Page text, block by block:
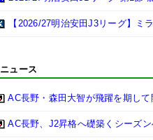
【2026/27明治安田J3リーグ】ミ
ニュース
AC長野・森田大智が飛躍を期し
AC長野、J2昇格へ礎築くシーズ